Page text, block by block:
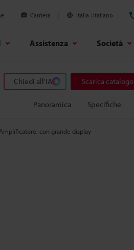
Carriera Italia Italiano
Assistenza Società
Chiedi all'IA Scarica catalogo
Panoramica Specifiche
con grande display